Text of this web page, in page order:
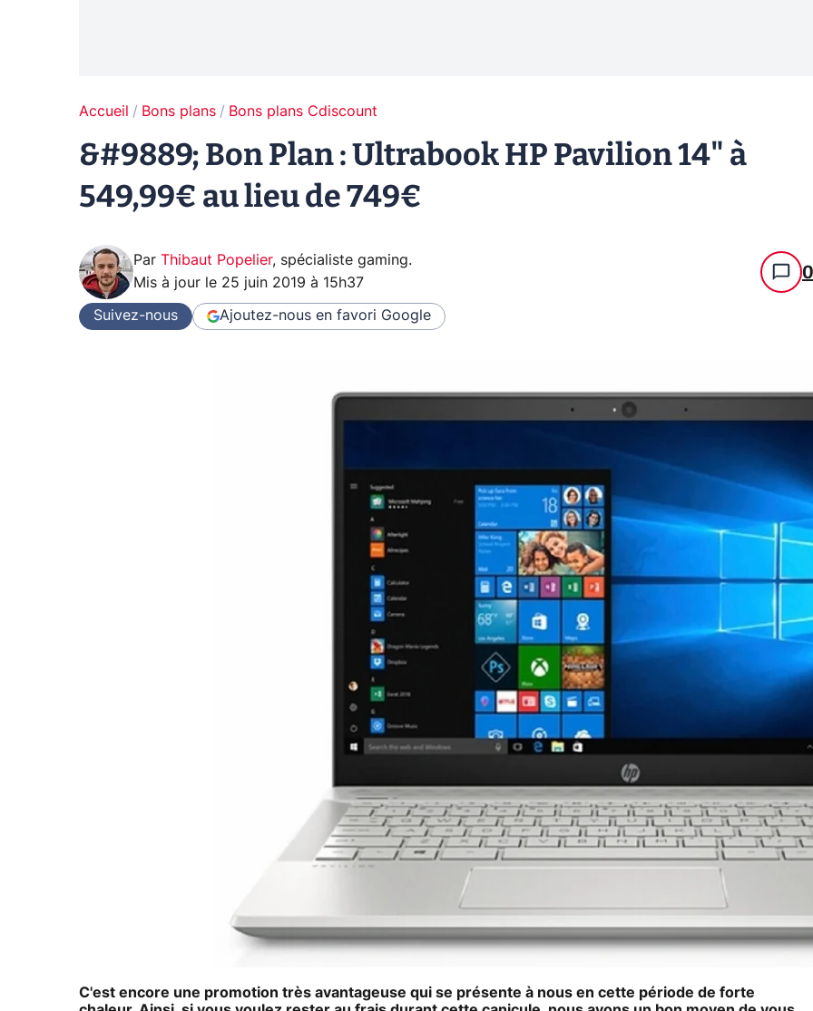
Accueil Bons plans Bons plans Cdiscount
&#9889; Bon Plan : Ultrabook HP Pavilion 14" à
549,99€ au lieu de 749€
Par Thibaut Popelier, spécialiste gaming.
Mis à jour le 25 juin 2019 à 15h37 0
Suivez-nous Ajoutez-nous en favori Google
C'est encore une promotion très avantageuse qui se présente à nous en cette période de forte